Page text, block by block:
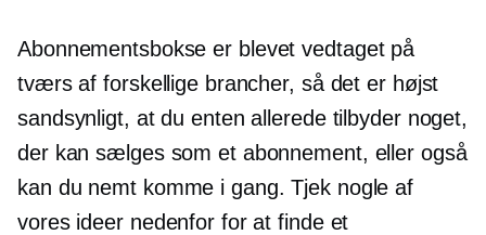
Abonnementsbokse er blevet vedtaget på
tværs af forskellige brancher, så det er højst
sandsynligt, at du enten allerede tilbyder noget,
der kan sælges som et abonnement, eller også
kan du nemt komme i gang. Tjek nogle af
vores ideer nedenfor for at finde et